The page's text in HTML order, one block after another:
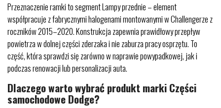
Przeznaczenie ramki to segment Lampy przednie – element
współpracuje z fabrycznymi halogenami montowanymi w Challengerze z
roczników 2015–2020. Konstrukcja zapewnia prawidłowy przepływ
powietrza w dolnej części zderzaka i nie zaburza pracy osprzętu. To
część, która sprawdzi się zarówno w naprawie powypadkowej, jak i
podczas renowacji lub personalizacji auta.
Dlaczego warto wybrać produkt marki Części
samochodowe Dodge?